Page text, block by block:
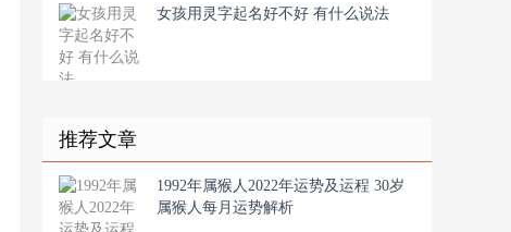
女孩用灵字起名好不好 有什么说法
推荐文章
1992年属猴人2022年运势及运程 30岁
属猴人每月运势解析